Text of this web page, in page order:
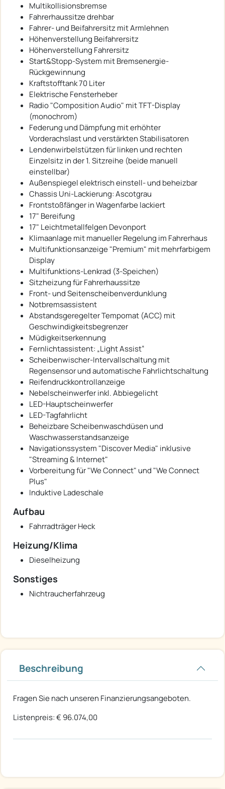
Multikollisionsbremse
Fahrerhaussitze drehbar
Fahrer- und Beifahrersitz mit Armlehnen
Höhenverstellung Beifahrersitz
Höhenverstellung Fahrersitz
Start&Stopp-System mit Bremsenergie-
Rückgewinnung
Kraftstofftank 70 Liter
Elektrische Fensterheber
Radio "Composition Audio" mit TFT-Display
(monochrom)
Federung und Dämpfung mit erhöhter
Vorderachslast und verstärkten Stabilisatoren
Lendenwirbelstützen für linken und rechten
Einzelsitz in der 1. Sitzreihe (beide manuell
einstellbar)
Außenspiegel elektrisch einstell- und beheizbar
Chassis Uni-Lackierung: Ascotgrau
Frontstoßfänger in Wagenfarbe lackiert
17" Bereifung
17" Leichtmetallfelgen Devonport
Klimaanlage mit manueller Regelung im Fahrerhaus
Multifunktionsanzeige "Premium" mit mehrfarbigem
Display
Multifunktions-Lenkrad (3-Speichen)
Sitzheizung für Fahrerhaussitze
Front- und Seitenscheibenverdunklung
Notbremsassistent
Abstandsgeregelter Tempomat (ACC) mit
Geschwindigkeitsbegrenzer
Müdigkeitserkennung
Fernlichtassistent: „Light Assist“
Scheibenwischer-Intervallschaltung mit
Regensensor und automatische Fahrlichtschaltung
Reifendruckkontrollanzeige
Nebelscheinwerfer inkl. Abbiegelicht
LED-Hauptscheinwerfer
LED-Tagfahrlicht
Beheizbare Scheibenwaschdüsen und
Waschwasserstandsanzeige
Navigationssystem "Discover Media" inklusive
"Streaming & Internet"
Vorbereitung für "We Connect" und "We Connect
Plus"
Induktive Ladeschale
Aufbau
Fahrradträger Heck
Heizung/Klima
Dieselheizung
Sonstiges
Nichtraucherfahrzeug
Beschreibung
Fragen Sie nach unseren Finanzierungsangeboten.
Listenpreis: € 96.074,00